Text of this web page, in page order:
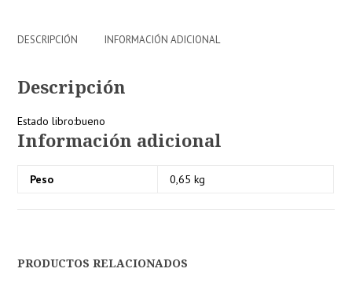
DESCRIPCIÓN INFORMACIÓN ADICIONAL
Descripción
Estado libro:bueno
Información adicional
Peso 0,65 kg
PRODUCTOS RELACIONADOS